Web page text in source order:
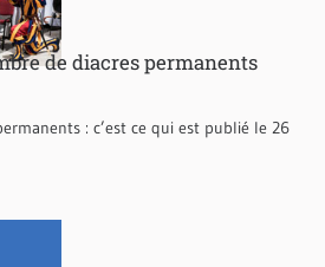
de diacres permanents
: c’est ce qui est publié le 26